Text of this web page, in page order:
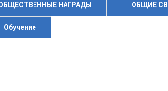
НАГРАДЫ ОБЩИЕ
Обучение